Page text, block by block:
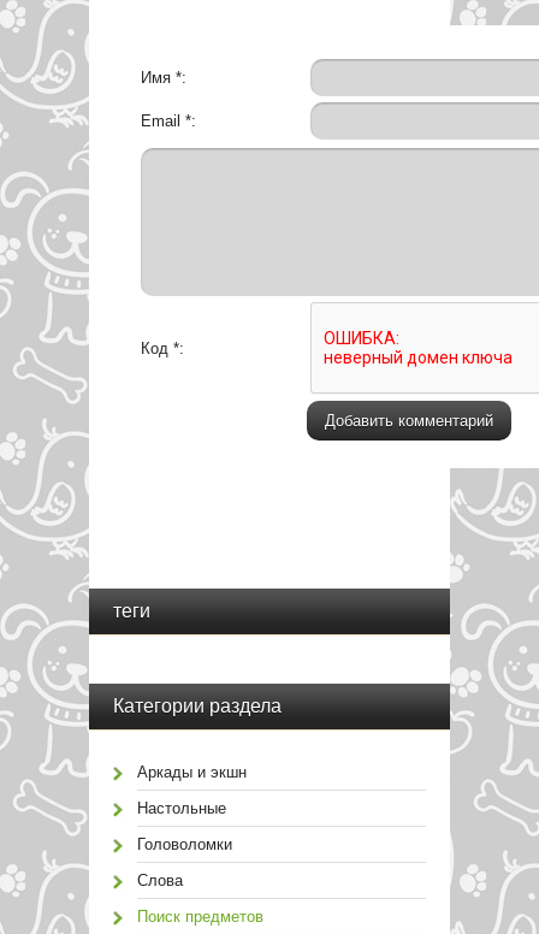
Имя *:
Email *:
Код *:
теги
Категории раздела
Аркады и экшн
Настольные
Головоломки
Слова
Поиск предметов